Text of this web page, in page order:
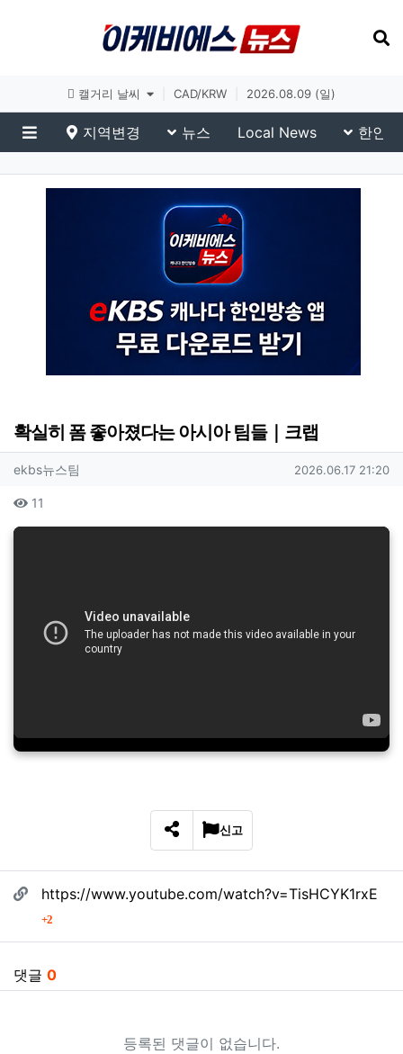
토론토 날씨 CAD/KRW 2026.08.09 (일)
메뉴
지역변경 뉴스 Local News 한인
이슈 브리핑
확실히 폼 좋아졌다는 아시아 팀들｜크랩
작성자 정보
ekbs뉴스팀 작성일
2026.06.17 21:20
컨텐츠 정보
11
본문
SNS 공유
신고
관련자료
https://www.youtube.com/watch?v=TisHCYK1rxE
2회 연결
댓글 0
등록된 댓글이 없습니다.